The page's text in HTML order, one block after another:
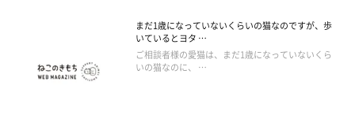
まだ1歳になっていないくらいの猫なのですが、歩
いているとヨタ …
ご相談者様の愛猫は、まだ1歳になっていないくら
いの猫なのに、 …